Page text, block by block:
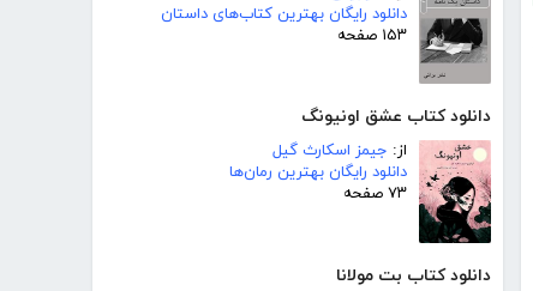
دانلود رایگان بهترین کتاب‌های داستان
۱۵۳ صفحه
دانلود کتاب عشق اونیونگ
از: جیمز اسکارث گیل
دانلود رایگان بهترین رمان‌ها
۷۳ صفحه
دانلود کتاب بت مولانا